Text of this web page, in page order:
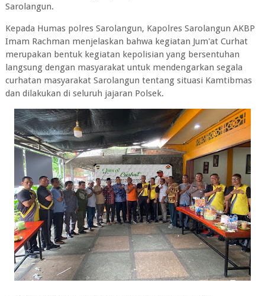
Sarolangun.
Kepada Humas polres Sarolangun, Kapolres Sarolangun AKBP
Imam Rachman menjelaskan bahwa kegiatan Jum'at Curhat
merupakan bentuk kegiatan kepolisian yang bersentuhan
langsung dengan masyarakat untuk mendengarkan segala
curhatan masyarakat Sarolangun tentang situasi Kamtibmas
dan dilakukan di seluruh jajaran Polsek.